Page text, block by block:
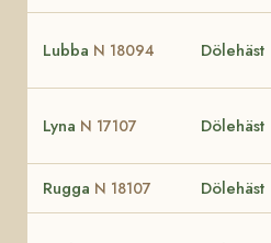
Lubba N 18094 Dölehäst
Lyna N 17107 Dölehäst
Rugga N 18107 Dölehäst